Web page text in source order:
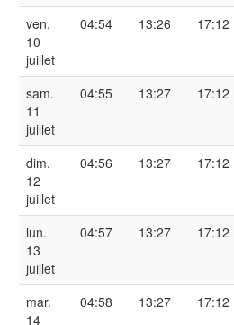
ven.
10
juillet
04:54 13:26 17:12
sam.
11
juillet
04:55 13:27 17:12
dim.
12
juillet
04:56 13:27 17:12
lun.
13
juillet
04:57 13:27 17:12
mar.
14
04:58 13:27 17:12